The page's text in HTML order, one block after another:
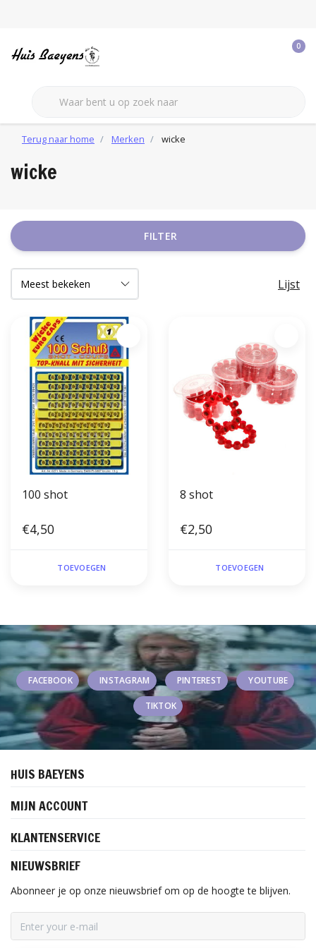
0
Terug naar home Merken wicke
wicke
FILTER
Lijst
100 shot
€4,50
TOEVOEGEN
8 shot
€2,50
TOEVOEGEN
FACEBOOK INSTAGRAM PINTEREST YOUTUBE
TIKTOK
HUIS BAEYENS
MIJN ACCOUNT
KLANTENSERVICE
NIEUWSBRIEF
Abonneer je op onze nieuwsbrief om op de hoogte te blijven.